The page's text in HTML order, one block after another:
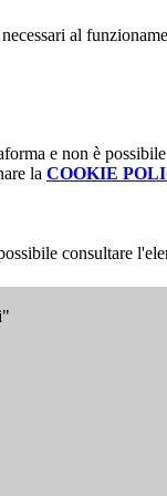
al
e non è
la COOKIE
consultare